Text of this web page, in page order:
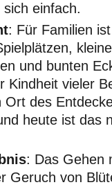
einfach.
: Für Familien
und bunten
Kindheit vieler
Ort des
heute ist das
: Das Gehen
Geruch von